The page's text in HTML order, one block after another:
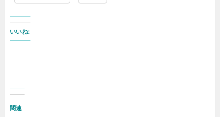
いいね:
関連